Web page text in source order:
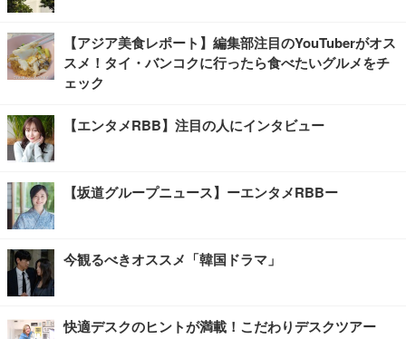
【アジア美食レポート】編集部注目のYouTuberがオス
スメ！タイ・バンコクに行ったら食べたいグルメをチ
ェック
【エンタメRBB】注目の人にインタビュー
【坂道グループニュース】ーエンタメRBBー
今観るべきオススメ「韓国ドラマ」
快適デスクのヒントが満載！こだわりデスクツアー